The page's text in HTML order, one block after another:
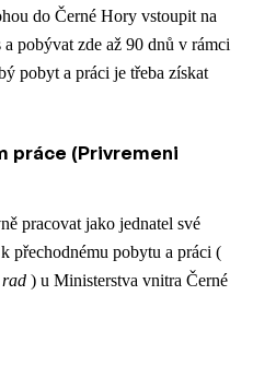
do Černé Hory vstoupit na
pobývat zde až 90 dnů v rámci
pobyt a práci je třeba získat
práce (Privremeni
pracovat jako jednatel své
přechodnému pobytu a práci (
) u Ministerstva vnitra Černé